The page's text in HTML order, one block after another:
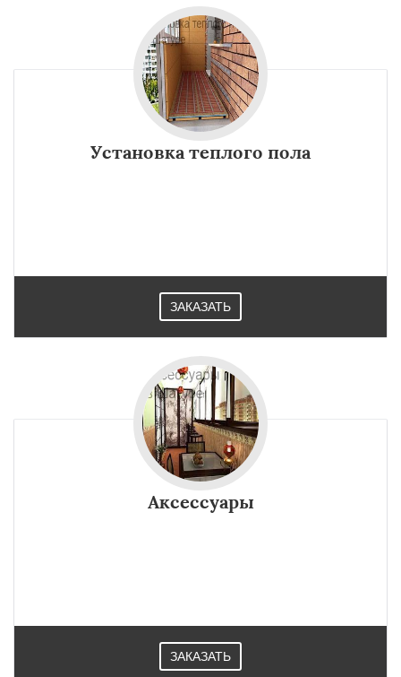
Установка теплого пола
ЗАКАЗАТЬ
Аксессуары
ЗАКАЗАТЬ